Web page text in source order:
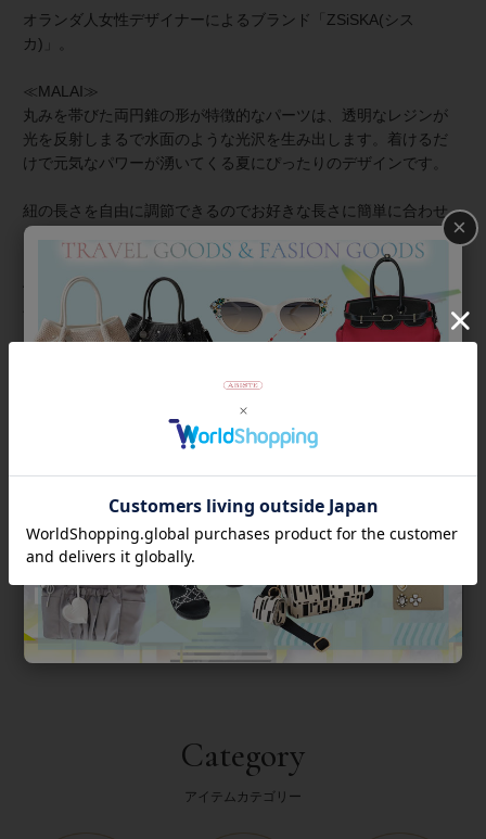
オランダ人女性デザイナーによるブランド「ZSiSKA(シス
カ)」。
≪MALAI≫
丸みを帯びた両円錐の形が特徴的なパーツは、透明なレジンが
光を反射しまるで水面のような光沢を生み出します。着けるだ
けで元気なパワーが湧いてくる夏にぴったりのデザインです。
紐の長さを自由に調節できるのでお好きな長さに簡単に合わせ
ていただけます。
About ZSiSKA/シスカとは
上質な樹脂、ポリエステルレジンの特性を活かし、ガラスのよ
うな質感を再現しつつも、軽くてつけやすいことで人気を博し
Category
アイテムカテゴリー
×